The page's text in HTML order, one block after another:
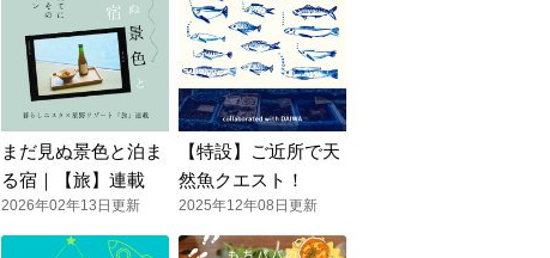
まだ見ぬ景色と泊ま
る宿｜【旅】連載
2026年02年13日更新
【特設】ご近所で天
然魚クエスト！
2025年12年08日更新